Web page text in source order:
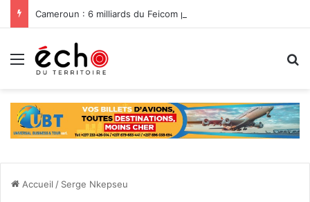
Menu
Accueil / Serge Nkepseu